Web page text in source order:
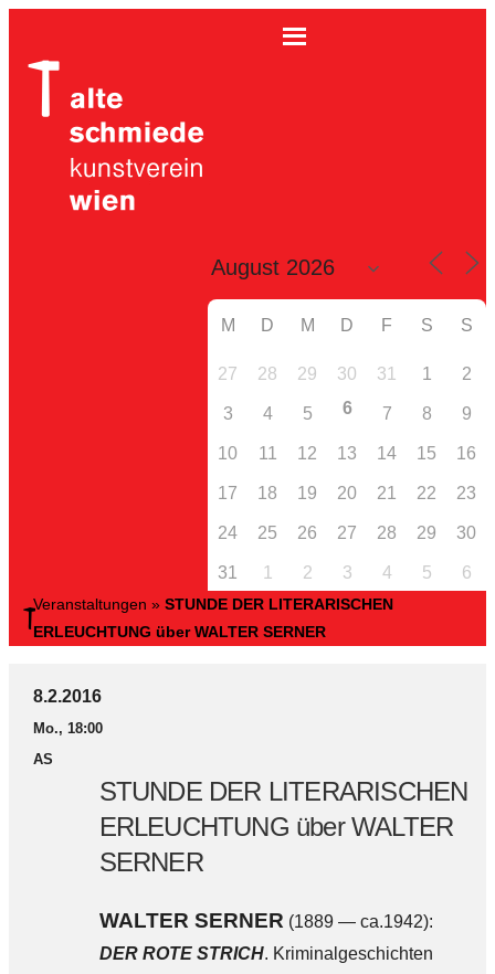
M D M D F S S
27 28 29 30 31 1 2
3 4 5 6 7 8 9
10 11 12 13 14 15 16
17 18 19 20 21 22 23
24 25 26 27 28 29 30
31 1 2 3 4 5 6
Veranstaltungen » STUNDE DER LITERARISCHEN
ERLEUCHTUNG über WALTER SERNER
8.2.2016
Mo., 18:00
AS
STUNDE DER LITERARISCHEN
ERLEUCHTUNG über WALTER
SERNER
WALTER SERNER (1889 — ca.1942):
DER ROTE STRICH. Kriminalgeschichten